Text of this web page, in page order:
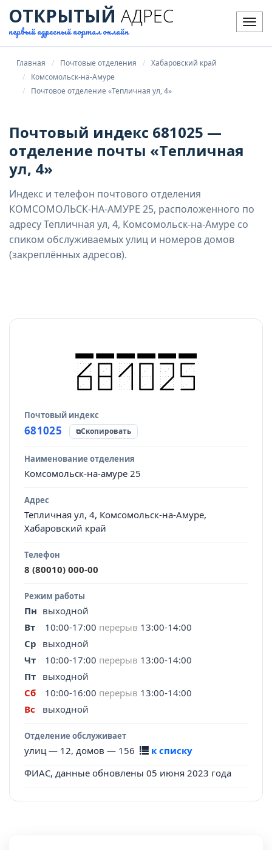
ОТКРЫТЫЙ АДРЕС
первый адресный портал онлайн
Главная Почтовые отделения
Хабаровский край
Комсомольск-на-Амуре
Почтовое отделение «Тепличная ул, 4»
Почтовый индекс 681025 —
отделение почты «Тепличная
ул, 4»
Индекс и телефон почтового отделения
КОМСОМОЛЬСК-НА-АМУРЕ 25, расположенного по
адресу Тепличная ул, 4, Комсомольск-на-Амуре со
спиком обслуживаемых улиц и номеров домов
(закреплённых адресов).
Почтовый индекс
681025 Скопировать
Наименование отделения
Комсомольск-на-амуре 25
Адрес
Тепличная ул, 4, Комсомольск-на-Амуре,
Хабаровский край
Телефон
8 (80010) 000-00
Режим работы
Пн выходной
Вт
10:00-17:00 перерыв 13:00-14:00
Ср выходной
Чт
10:00-17:00 перерыв 13:00-14:00
Пт выходной
Сб
10:00-16:00 перерыв 13:00-14:00
Вс
выходной
Отделение обслуживает
улиц — 12, домов — 156 к списку
Источник данных
ФИАС, данные обновлены 05 июня 2023 года